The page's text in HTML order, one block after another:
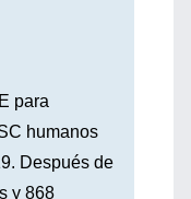
para
humanos
Después de
y 868